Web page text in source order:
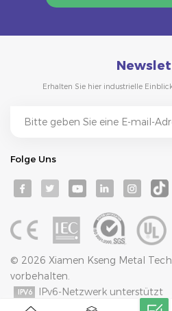
Erhalten Sie hier industrielle
Folge Uns
© 2026 Xiamen Kseng Metal
vorbehalten.
IPv6-Netzwerk unterstützt
Bloggen
Seitenverzeichnis